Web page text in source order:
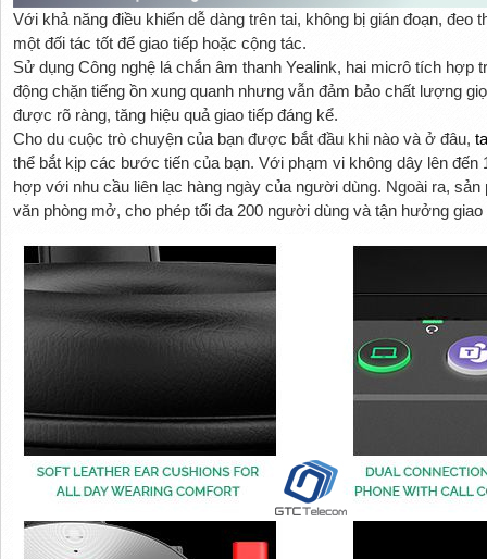
Với khả năng điều khiển dễ dàng trên tai, không bị gián đoạn, đeo
một đối tác tốt để giao tiếp hoặc cộng tác.
Sử dụng Công nghệ lá chắn âm thanh Yealink, hai micrô tích hợp
động chặn tiếng ồn xung quanh nhưng vẫn đảm bảo chất lượng
được rõ ràng, tăng hiệu quả giao tiếp đáng kể.
Cho du cuộc trò chuyện của bạn được bắt đầu khi nào và ở đâu,
thể bắt kịp các bước tiến của bạn. Với phạm vi không dây lên đến
hợp với nhu cầu liên lạc hàng ngày của người dùng. Ngoài ra,
văn phòng mở, cho phép tối đa 200 người dùng và tận hưởng